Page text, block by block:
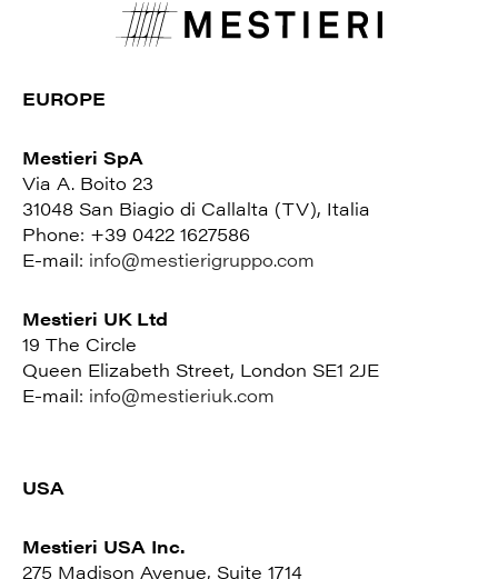
EUROPE
Mestieri SpA
Via A. Boito 23
31048 San Biagio di Callalta (TV), Italia
Phone: +39 0422 1627586
E-mail: info@mestierigruppo.com
Mestieri UK Ltd
19 The Circle
Queen Elizabeth Street, London SE1 2JE
E-mail: info@mestieriuk.com
USA
Mestieri USA Inc.
275 Madison Avenue, Suite 1714